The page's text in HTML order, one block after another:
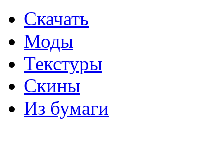
Скачать
Моды
Текстуры
Скины
Из бумаги